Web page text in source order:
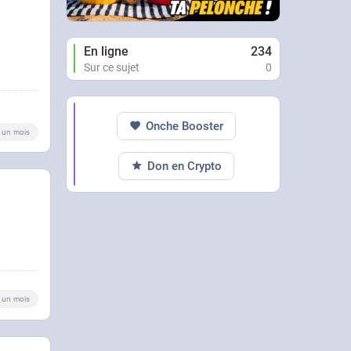
un mois
un mois
En ligne 234
Sur ce sujet 0
Onche Booster
Don en Crypto